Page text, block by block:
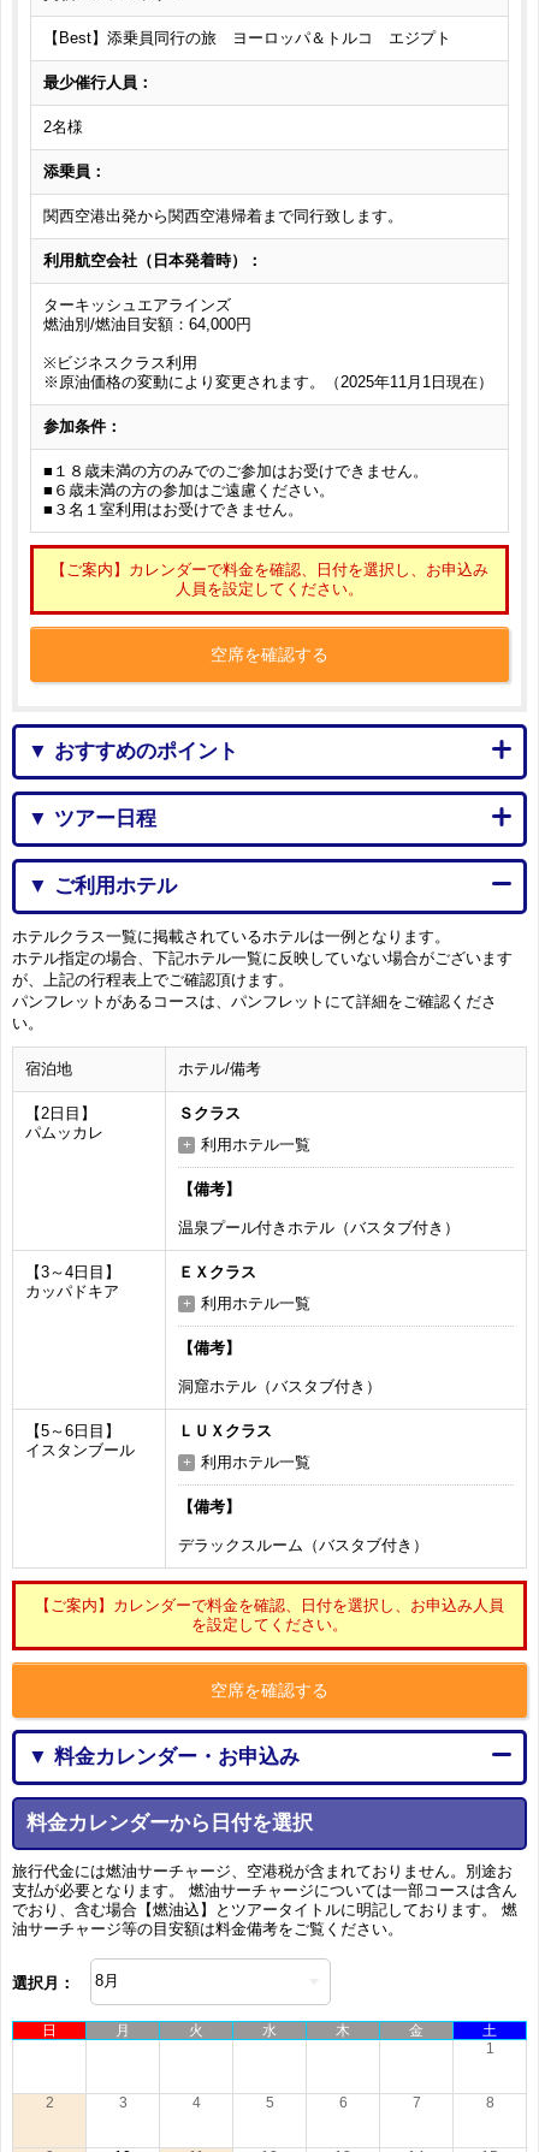
【Best】添乗員同行の旅 ヨーロッパ＆トルコ エジプト
最少催行人員：
2名様
添乗員：
関西空港出発から関西空港帰着まで同行致します。
利用航空会社（日本発着時）：
ターキッシュエアラインズ
燃油別/燃油目安額：64,000円
※ビジネスクラス利用
※原油価格の変動により変更されます。（2025年11月1日現在）
参加条件：
■１８歳未満の方のみでのご参加はお受けできません。
■６歳未満の方の参加はご遠慮ください。
■３名１室利用はお受けできません。
【ご案内】カレンダーで料金を確認、日付を選択し、お申込み
人員を設定してください。
空席を確認する
▼ おすすめのポイント
▼ ツアー日程
▼ ご利用ホテル
ホテルクラス一覧に掲載されているホテルは一例となります。
ホテル指定の場合、下記ホテル一覧に反映していない場合がございます
が、上記の行程表上でご確認頂けます。
パンフレットがあるコースは、パンフレットにて詳細をご確認くださ
い。
宿泊地 ホテル/備考
【2日目】
パムッカレ
Ｓクラス
利用ホテル一覧
【備考】
温泉プール付きホテル（バスタブ付き）
【3～4日目】
カッパドキア
ＥＸクラス
利用ホテル一覧
【備考】
洞窟ホテル（バスタブ付き）
【5～6日目】
イスタンブール
ＬＵＸクラス
利用ホテル一覧
【備考】
デラックスルーム（バスタブ付き）
【ご案内】カレンダーで料金を確認、日付を選択し、お申込み人員
を設定してください。
空席を確認する
▼ 料金カレンダー・お申込み
料金カレンダーから日付を選択
旅行代金には燃油サーチャージ、空港税が含まれておりません。別途お
支払が必要となります。 燃油サーチャージについては一部コースは含ん
でおり、含む場合【燃油込】とツアータイトルに明記しております。 燃
油サーチャージ等の目安額は料金備考をご覧ください。
選択月：
日 月 火 水 木 金
土
1
2 3 4 5 6 7 8